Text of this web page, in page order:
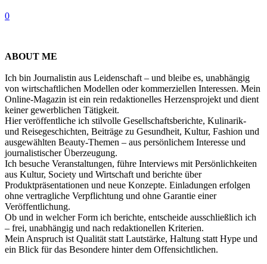
0
ABOUT ME
Ich bin Journalistin aus Leidenschaft – und bleibe es, unabhängig
von wirtschaftlichen Modellen oder kommerziellen Interessen. Mein
Online-Magazin ist ein rein redaktionelles Herzensprojekt und dient
keiner gewerblichen Tätigkeit.
Hier veröffentliche ich stilvolle Gesellschaftsberichte, Kulinarik-
und Reisegeschichten, Beiträge zu Gesundheit, Kultur, Fashion und
ausgewählten Beauty-Themen – aus persönlichem Interesse und
journalistischer Überzeugung.
Ich besuche Veranstaltungen, führe Interviews mit Persönlichkeiten
aus Kultur, Society und Wirtschaft und berichte über
Produktpräsentationen und neue Konzepte. Einladungen erfolgen
ohne vertragliche Verpflichtung und ohne Garantie einer
Veröffentlichung.
Ob und in welcher Form ich berichte, entscheide ausschließlich ich
– frei, unabhängig und nach redaktionellen Kriterien.
Mein Anspruch ist Qualität statt Lautstärke, Haltung statt Hype und
ein Blick für das Besondere hinter dem Offensichtlichen.